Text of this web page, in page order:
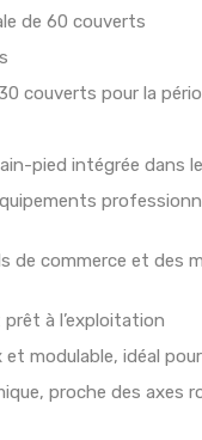
de 60 couverts
couverts pour la
pied intégrée dans
de commerce et des
à l’exploitation
et modulable, idéal
proche des axes